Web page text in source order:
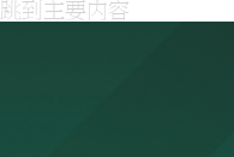
跳到主要内容